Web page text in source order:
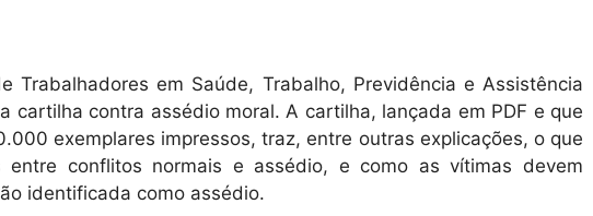
Trabalhadores em Saúde, Trabalho, Previdência e Assistência
cartilha contra assédio moral. A cartilha, lançada em PDF e que
exemplares impressos, traz, entre outras explicações, o que
conflitos normais e assédio, e como as vítimas devem
identificada como assédio.